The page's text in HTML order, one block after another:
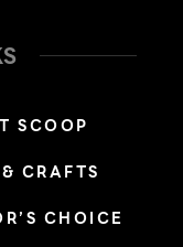
SCOOP
CRAFTS
CHOICE